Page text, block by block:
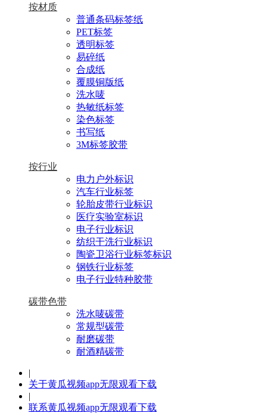
按材质
普通条码标签纸
PET标签
透明标签
易碎纸
合成纸
覆膜铜版纸
洗水唛
热敏纸标签
染色标签
书写纸
3M标签胶带
按行业
电力户外标识
汽车行业标签
轮胎皮带行业标识
医疗实验室标识
电子行业标识
纺织干洗行业标识
陶瓷卫浴行业标签标识
钢铁行业标签
电子行业特种胶带
碳带色带
洗水唛碳带
常规型碳带
耐磨碳带
耐酒精碳带
|
关于黄瓜视频app无限观看下载
|
联系黄瓜视频app无限观看下载